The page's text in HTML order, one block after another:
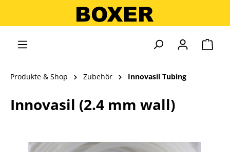
Produkte & Shop Zubehör Innovasil Tubing
Innovasil (2.4 mm wall)
Bildergalerie überspringen